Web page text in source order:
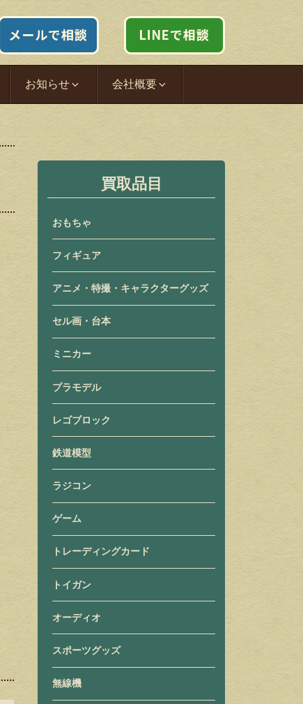
お知らせ 会社概要
買取品目
おもちゃ
フィギュア
アニメ・特撮・キャラクターグッズ
セル画・台本
ミニカー
プラモデル
レゴブロック
鉄道模型
ラジコン
ゲーム
トレーディングカード
トイガン
オーディオ
スポーツグッズ
無線機